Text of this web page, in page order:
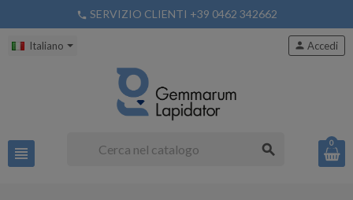
phone SERVIZIO CLIENTI +39 0462 342662
Italiano
view_headline search
person Accedi
0